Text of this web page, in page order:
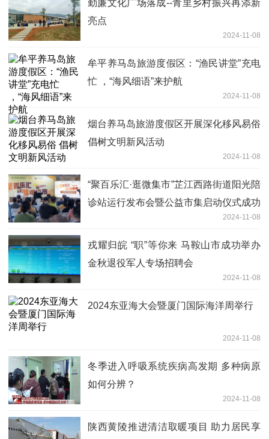
勤廉文化广场落成--青里乡村振兴再添新
亮点
2024-11-08
牟平养马岛旅游度假区：“渔民讲堂”充电
忙 ，“海风细语”来护航
2024-11-08
烟台养马岛旅游度假区开展深化移风易俗
倡树文明新风活动
2024-11-08
“聚百乐汇·逛微集市”芷江西路街道阳光陪
诊站运行发布会暨公益市集启动仪式成功
2024-11-08
戎耀归皖 “职”等你来 马鞍山市成功举办
金秋退役军人专场招聘会
2024-11-08
2024东亚海大会暨厦门国际海洋周举行
2024-11-08
冬季进入呼吸系统疾病高发期 多种病原
如何分辨？
2024-11-08
陕西黄陵推进清洁取暖项目 助力居民享